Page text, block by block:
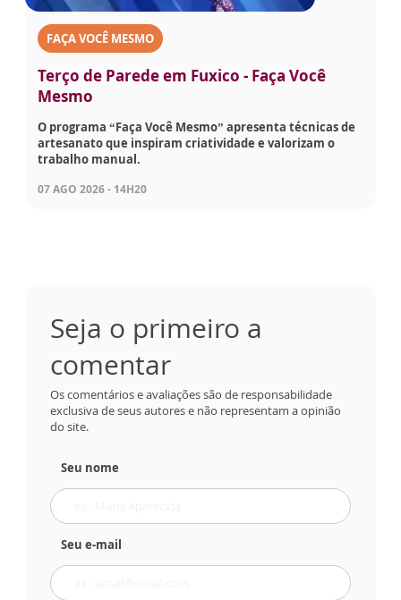
FAÇA VOCÊ MESMO
Terço de Parede em Fuxico - Faça Você
Mesmo
O programa “Faça Você Mesmo” apresenta técnicas de
artesanato que inspiram criatividade e valorizam o
trabalho manual.
07 AGO 2026 - 14H20
Seja o primeiro a
comentar
Os comentários e avaliações são de responsabilidade
exclusiva de seus autores e não representam a opinião
do site.
Seu nome
Seu e-mail